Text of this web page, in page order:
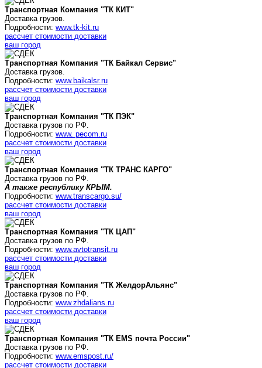
Транспортная Компания "ТК КИТ"
Доставка грузов.
Подробности: www.tk-kit.ru
рассчет стоимости доставки
ваш город
Транспортная Компания "ТК Байкал Сервис"
Доставка грузов.
Подробности: www.baikalsr.ru
рассчет стоимости доставки
ваш город
Транспортная Компания "ТК ПЭК"
Доставка грузов по РФ.
Подробности: www. pecom.ru
рассчет стоимости доставки
ваш город
Транспортная Компания "ТК ТРАНС КАРГО"
Доставка грузов по РФ.
А также республику КРЫМ.
Подробности: www.transcargo.su/
рассчет стоимости доставки
ваш город
Транспортная Компания "ТК ЦАП"
Доставка грузов по РФ.
Подробности: www.avtotransit.ru
рассчет стоимости доставки
ваш город
Транспортная Компания "ТК ЖелдорАльянс"
Доставка грузов по РФ.
Подробности: www.zhdalians.ru
рассчет стоимости доставки
ваш город
Транспортная Компания "ТК EMS почта России"
Доставка грузов по РФ.
Подробности: www.emspost.ru/
рассчет стоимости доставки